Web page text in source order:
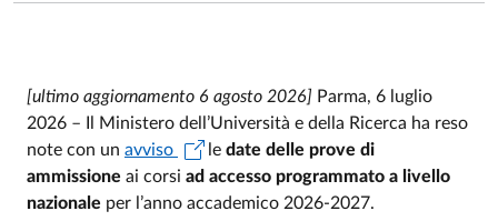
[ultimo aggiornamento 6 agosto 2026] Parma, 6 luglio
2026 – Il Ministero dell’Università e della Ricerca ha reso
note con un avviso ledate delle prove di
ammissione ai corsi ad accesso programmato a livello
nazionale per l’anno accademico 2026-2027.